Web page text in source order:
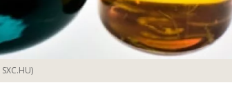
SXC.HU)